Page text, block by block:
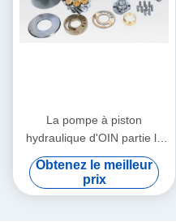
La pompe à piston
hydraulique d'OIN partie la
taille différente de PV21
PV27 PV18 PV90R130
Obtenez le meilleur
prix